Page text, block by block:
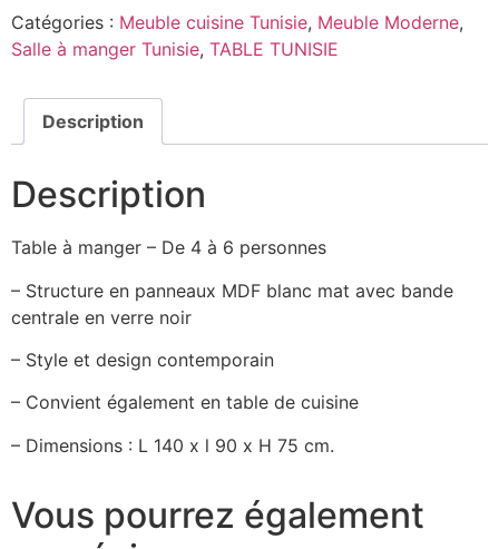
Catégories : Meuble cuisine Tunisie, Meuble Moderne,
Salle à manger Tunisie, TABLE TUNISIE
Description
Description
Table à manger – De 4 à 6 personnes
– Structure en panneaux MDF blanc mat avec bande
centrale en verre noir
– Style et design contemporain
– Convient également en table de cuisine
– Dimensions : L 140 x l 90 x H 75 cm.
Vous pourrez également